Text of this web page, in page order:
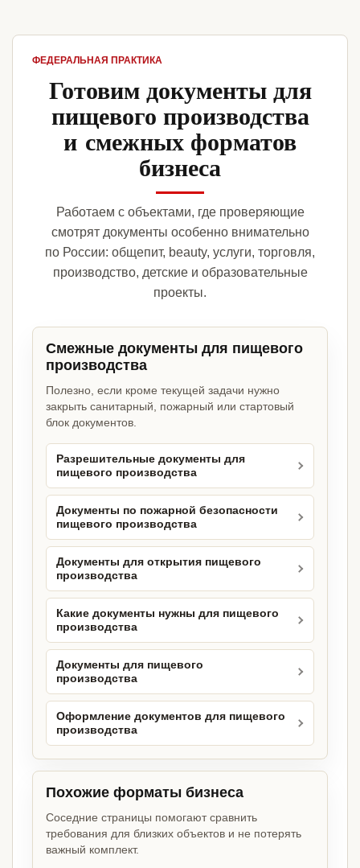
ФЕДЕРАЛЬНАЯ ПРАКТИКА
Готовим документы для
пищевого производства
и смежных форматов
бизнеса
Работаем с объектами, где проверяющие
смотрят документы особенно внимательно
по России: общепит, beauty, услуги, торговля,
производство, детские и образовательные
проекты.
Смежные документы для пищевого
производства
Полезно, если кроме текущей задачи нужно
закрыть санитарный, пожарный или стартовый
блок документов.
Разрешительные документы для
пищевого производства
Документы по пожарной безопасности
пищевого производства
Документы для открытия пищевого
производства
Какие документы нужны для пищевого
производства
Документы для пищевого
производства
Оформление документов для пищевого
производства
Похожие форматы бизнеса
Соседние страницы помогают сравнить
требования для близких объектов и не потерять
важный комплект.